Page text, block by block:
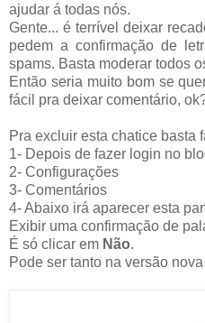
ajudar á todas nós.
Gente... é terrível deixar
pedem a confirmação de
spams. Basta moderar todos
Então seria muito bom se
fácil pra deixar comentário,
Pra excluir esta chatice basta
1- Depois de fazer login no
2- Configurações
3- Comentários
4- Abaixo irá aparecer esta
Exibir uma confirmação de
É só clicar em Não.
Pode ser tanto na versão